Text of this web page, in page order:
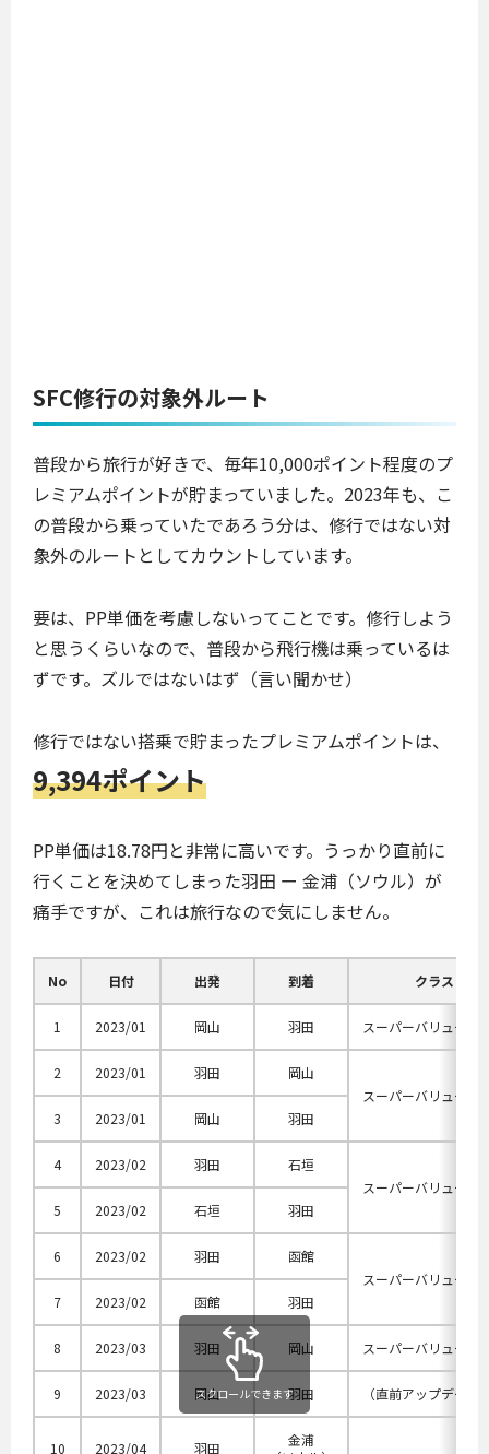
SFC修行の対象外ルート
普段から旅行が好きで、毎年10,000ポイント程度のプ
レミアムポイントが貯まっていました。2023年も、こ
の普段から乗っていたであろう分は、修行ではない対
象外のルートとしてカウントしています。
要は、PP単価を考慮しないってことです。修行しよう
と思うくらいなので、普段から飛行機は乗っているは
ずです。ズルではないはず（言い聞かせ）
修行ではない搭乗で貯まったプレミアムポイントは、
9,394ポイント
PP単価は18.78円と非常に高いです。うっかり直前に
行くことを決めてしまった羽田 ー 金浦（ソウル）が
痛手ですが、これは旅行なので気にしません。
No 日付 出発 到着 クラス
1 2023/01 岡山 羽田 スーパーバリュー28L
2 2023/01 羽田
岡山
スーパーバリュー45L
3
2023/01 岡山 羽田
4 2023/02 羽田
石垣
スーパーバリューセ
5
2023/02 石垣 羽田
6 2023/02 羽田
函館
スーパーバリューセ
7
2023/02 函館 羽田
8 2023/03 羽田 岡山 スーパーバリュー
9 2023/03 岡山 羽田 （直前アップデート
10 2023/04 羽田
金浦
スクロールできます